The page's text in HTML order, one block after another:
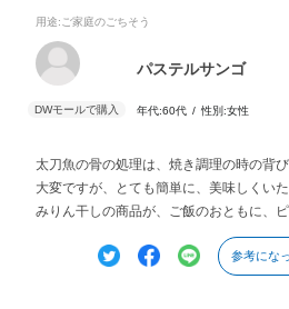
用途:ご家庭のごちそう
パステルサンゴ
年代:60代 性別:女性
太刀魚の骨の処理は、焼き調理の時の背
大変ですが、とても簡単に、美味しくいた
みりん干しの商品が、ご飯のおともに、ピ
参考にな